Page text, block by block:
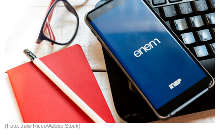
(Foto: Julio Ricco/Adobe Stock)